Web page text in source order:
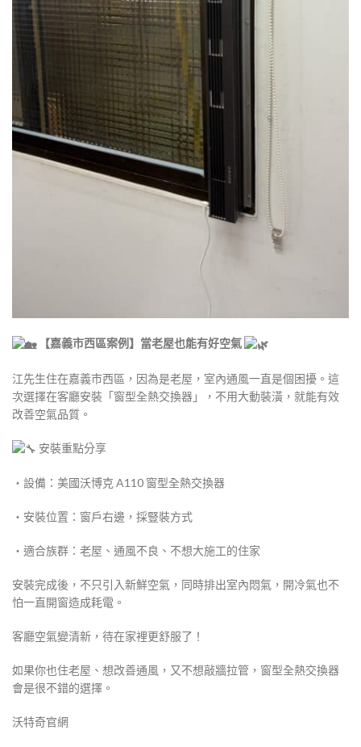
【嘉義市西區案例】當老屋也能有好空氣
江先生住在嘉義市西區，因為是老屋，室內通風一直是個困擾。這
次選擇在客廳安裝「窗型全熱交換器」，不用大動裝潢，就能有效
改善空氣品質。
安裝重點分享
・設備：美國沃博克 A110 窗型全熱交換器
・安裝位置：窗戶右邊，採豎裝方式
・適合族群：老屋、通風不良、不想大施工的住家
安裝完成後，不只引入新鮮空氣，同時排出室內悶氣，開冷氣也不
怕一直開窗造成耗電。
客廳空氣變清新，待在家裡更舒服了！
如果你也住老屋、想改善通風，又不想敲牆拉管，窗型全熱交換器
會是很不錯的選擇。
沃特奇官網